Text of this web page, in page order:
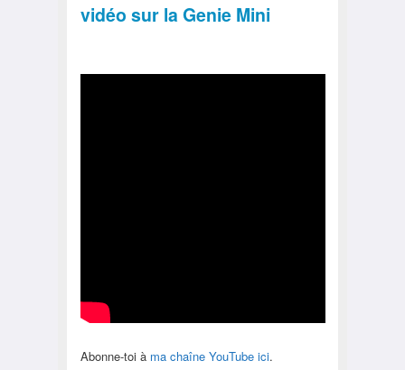
vidéo sur la Genie Mini
Abonne-toi à ma chaîne YouTube ici.